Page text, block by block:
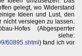
gelegt, wo Widerstand
Ideen und Lust, den
nicht versiegen zu lassen.
Hofes (Abgesperrter
siehe:
60895.shtml ) fand ich vor